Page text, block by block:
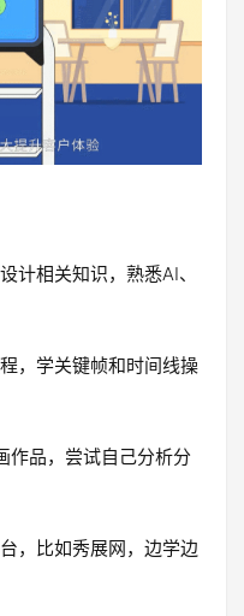
计相关知识，熟悉AI、
，学关键帧和时间线操
作品，尝试自己分析分
，比如秀展网，边学边